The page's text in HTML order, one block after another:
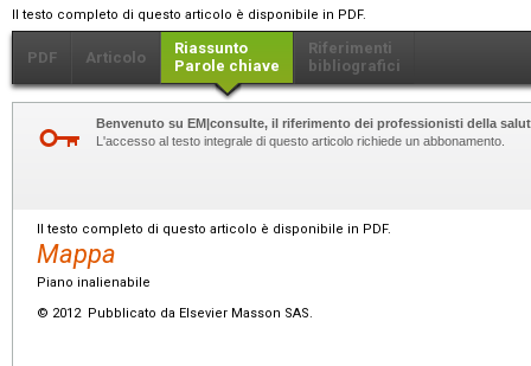
Il testo completo di questo articolo è disponibile in PDF.
PDF Articolo
Riassunto
Parole chiave
Riferimenti
bibliografici
Benvenuto su EM|consulte, il riferimento dei professionisti della
L'accesso al testo integrale di questo articolo richiede un abbonamento.
Il testo completo di questo articolo è disponibile in PDF.
Mappa
Piano inalienabile
© 2012 Pubblicato da Elsevier Masson SAS.